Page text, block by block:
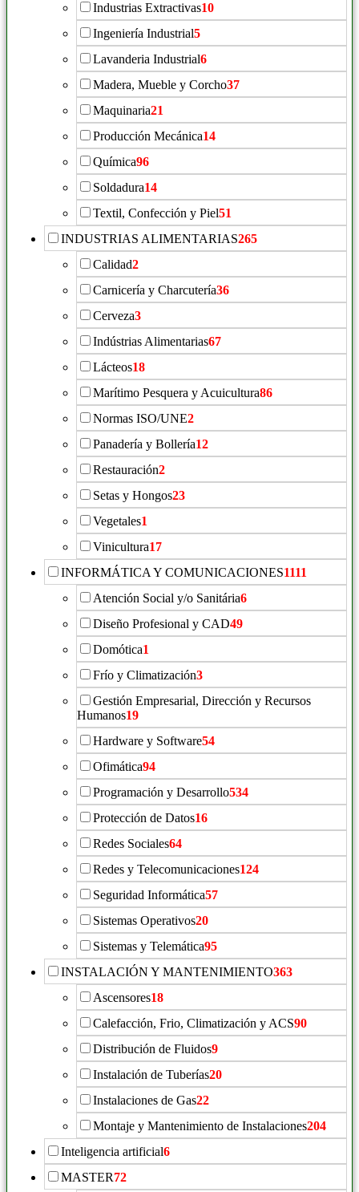
Industrias Extractivas10
Ingeniería Industrial5
Lavanderia Industrial6
Madera, Mueble y Corcho37
Maquinaria21
Producción Mecánica14
Química96
Soldadura14
Textil, Confección y Piel51
INDUSTRIAS ALIMENTARIAS265
Calidad2
Carnicería y Charcutería36
Cerveza3
Indústrias Alimentarias67
Lácteos18
Marítimo Pesquera y Acuicultura86
Normas ISO/UNE2
Panadería y Bollería12
Restauración2
Setas y Hongos23
Vegetales1
Vinicultura17
INFORMÁTICA Y COMUNICACIONES1111
Atención Social y/o Sanitária6
Diseño Profesional y CAD49
Domótica1
Frío y Climatización3
Gestión Empresarial, Dirección y Recursos
Humanos19
Hardware y Software54
Ofimática94
Programación y Desarrollo534
Protección de Datos16
Redes Sociales64
Redes y Telecomunicaciones124
Seguridad Informática57
Sistemas Operativos20
Sistemas y Telemática95
INSTALACIÓN Y MANTENIMIENTO363
Ascensores18
Calefacción, Frio, Climatización y ACS90
Distribución de Fluidos9
Instalación de Tuberías20
Instalaciones de Gas22
Montaje y Mantenimiento de Instalaciones204
Inteligencia artificial6
MASTER72